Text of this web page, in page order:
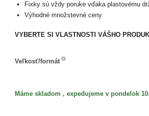
Fixky sú vždy poruke vďaka plastovému
Výhodné množstevné ceny.
VYBERTE SI VLASTNOSTI VÁŠHO
Veľkosť/formát
Máme skladom , expedujeme v pondelok